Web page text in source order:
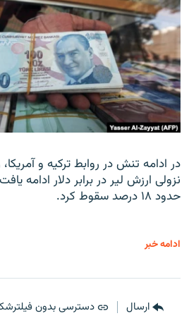
در ادامه تنش در روابط ترکیه و
نزولی ارزش لیر در برابر دلار ادامه
حدود ۱۸ درصد سقوط کرد.
ادامه خبر
ارسال دسترسی بدون